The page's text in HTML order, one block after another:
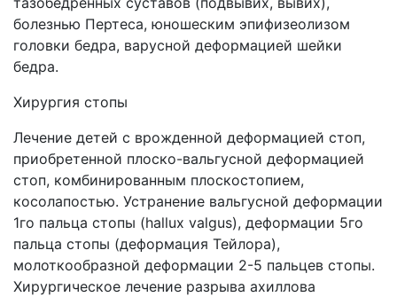
болезнью Пертеса, юношеским эпифизеолизом
головки бедра, варусной деформацией шейки
бедра.
Хирургия стопы
Лечение детей с врожденной деформацией стоп,
приобретенной плоско-вальгусной деформацией
стоп, комбинированным плоскостопием,
косолапостью. Устранение вальгусной деформации
1го пальца стопы (hallux valgus), деформации 5го
пальца стопы (деформация Тейлора),
молоткообразной деформации 2-5 пальцев стопы.
Хирургическое лечение разрыва ахиллова